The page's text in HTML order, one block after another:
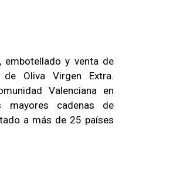
embotellado y venta de
Oliva Virgen Extra.
Valenciana en
mayores cadenas de
a más de 25 países